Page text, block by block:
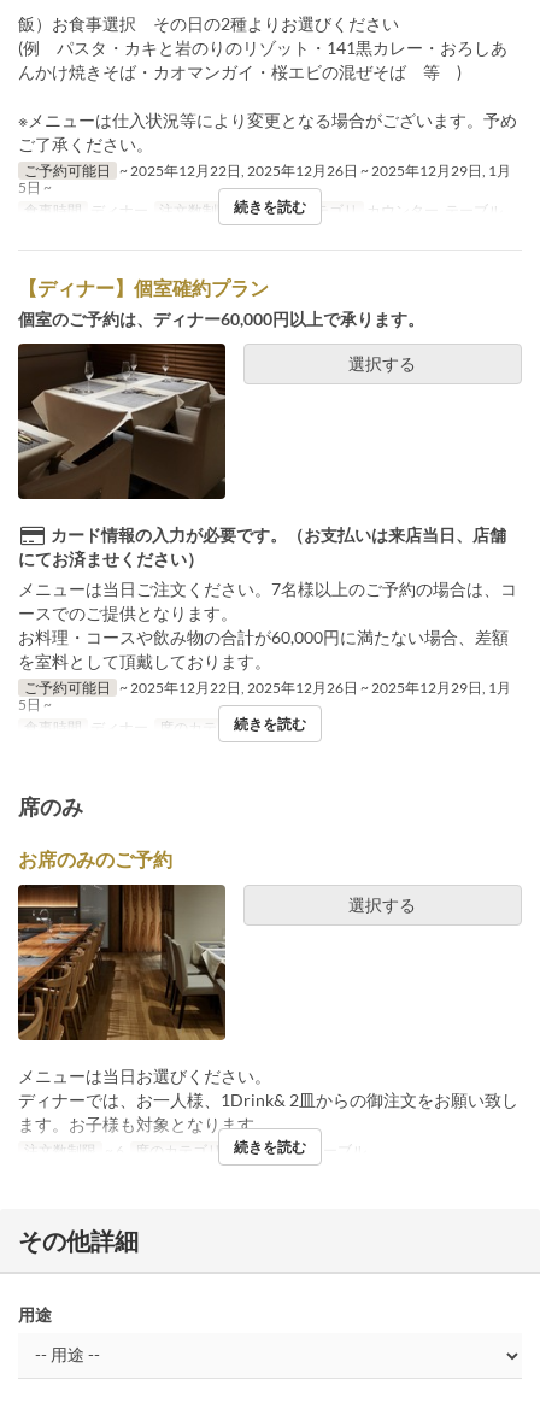
飯）お食事選択 その日の2種よりお選びください
(例 パスタ・カキと岩のりのリゾット・141黒カレー・おろしあ
んかけ焼きそば・カオマンガイ・桜エビの混ぜそば 等 )
※メニューは仕入状況等により変更となる場合がございます。予め
ご了承ください。
ご予約可能日 ~ 2025年12月22日, 2025年12月26日 ~ 2025年12月29日, 1月
5日 ~
食事時間
ディナー 注文数制限 ~ 6 席のカテゴリ カウンター, テーブル
続きを読む
【ディナー】個室確約プラン
個室のご予約は、ディナー60,000円以上で承ります。
選択する
カード情報の入力が必要です。（お支払いは来店当日、店舗
にてお済ませください）
メニューは当日ご注文ください。7名様以上のご予約の場合は、コ
ースでのご提供となります。
お料理・コースや飲み物の合計が60,000円に満たない場合、差額
を室料として頂戴しております。
ご予約可能日 ~ 2025年12月22日, 2025年12月26日 ~ 2025年12月29日, 1月
5日 ~
食事時間
ディナー 席のカテゴリ 個室
続きを読む
席のみ
お席のみのご予約
選択する
メニューは当日お選びください。
ディナーでは、お一人様、1Drink& 2皿からの御注文をお願い致し
ます。お子様も対象となります。
注文数制限 ~ 6 席のカテゴリ カウンター, テーブル
続きを読む
その他詳細
用途